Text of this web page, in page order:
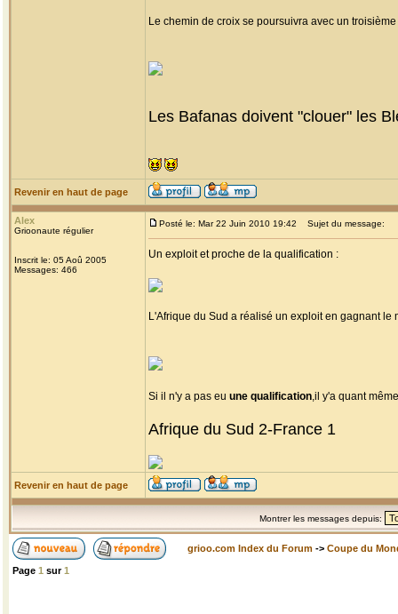
Le chemin de croix se poursuivra avec un
Les Bafanas doivent "clouer" les
Revenir en haut de page
Alex
Grioonaute régulier
Inscrit le: 05 Aoû 2005
Messages: 466
Posté le: Mar 22 Juin 2010 19:42 Sujet du message:
Un exploit et proche de la qualification :
L'Afrique du Sud a réalisé un exploit en gagnant
Si il n'y a pas eu une qualification,il y'a quant
Afrique du Sud 2-France 1
Revenir en haut de page
Montrer les messages depuis:
grioo.com Index du Forum -> Coupe du
Page 1 sur1